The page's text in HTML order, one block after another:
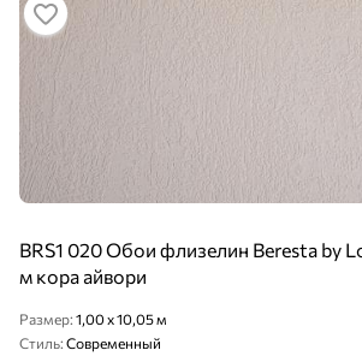
BRS1 020 Обои флизелин Beresta by
м кора айвори
Размер: 1,00 x 10,05 м
Стиль: Современный